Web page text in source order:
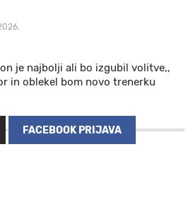
je najbolji ali bo izgubil volitve,,
in oblekel bom novo trenerku
FACEBOOK PRIJAVA